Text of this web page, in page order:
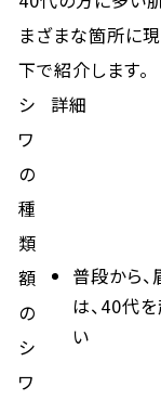
まざまな箇所に
下で紹介します。
シ
ワ
の
種
類
詳細
額
の
シ
ワ
普段から
は、40代
い